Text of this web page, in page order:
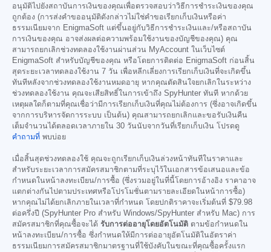
อนุมัติไปยังสถาบันการเงินของคุณเพื่อตรวจสอบว่าวิธีการชำระเงินของคุณ
ถูกต้อง (การส่งคำขออนุมัติดังกล่าวไม่ใช่คำขอเรียกเก็บเงินหรือค่า
ธรรมเนียมจาก EnigmaSoft แต่ขึ้นอยู่กับวิธีการชำระเงินและ/หรือสถาบัน
การเงินของคุณ อาจส่งผลต่อความพร้อมใช้งานของบัญชีของคุณ) คุณ
สามารถยกเลิกช่วงทดลองใช้งานผ่านส่วน MyAccount ในเว็บไซต์
EnigmaSoft สำหรับบัญชีของคุณ หรือโดยการติดต่อ EnigmaSoft ก่อนสิ้น
สุดระยะเวลาทดลองใช้งาน 7 วัน เพื่อหลีกเลี่ยงการเรียกเก็บเงินที่จะเกิดขึ้น
ทันทีหลังจากช่วงทดลองใช้งานหมดอายุ หากคุณตัดสินใจยกเลิกในระหว่าง
ช่วงทดลองใช้งาน คุณจะเสียสิทธิ์ในการเข้าถึง SpyHunter ทันที หากด้วย
เหตุผลใดก็ตามที่คุณเชื่อว่ามีการเรียกเก็บเงินที่คุณไม่ต้องการ (ซึ่งอาจเกิดขึ้น
จากการบริหารจัดการระบบ เป็นต้น) คุณสามารถยกเลิกและขอรับเงินคืน
เต็มจำนวนได้ตลอดเวลาภายใน 30 วันนับจากวันที่เรียกเก็บเงิน โปรดดู
คำถามที่ พบบ่อย
เมื่อสิ้นสุดช่วงทดลองใช้ คุณจะถูกเรียกเก็บเงินล่วงหน้าทันทีในราคาและ
สำหรับระยะเวลาการสมัครสมาชิกตามที่ระบุไว้ในเอกสารข้อเสนอและข้อ
กำหนดในหน้าลงทะเบียน/การซื้อ (ซึ่งรวมอยู่ในที่นี้โดยการอ้างอิง ราคาอาจ
แตกต่างกันไปตามประเทศหรือโปรโมชั่นตามรายละเอียดในหน้าการซื้อ)
หากคุณไม่ได้ยกเลิกภายในเวลาที่กำหนด โดยปกติราคาจะเริ่มต้นที่ $79.98
ต่อครึ่งปี (SpyHunter Pro สำหรับ Windows/SpyHunter สำหรับ Mac) การ
สมัครสมาชิกที่คุณซื้อจะได้ รับการต่ออายุโดยอัตโนมัติ ตามข้อกำหนดใน
หน้าลงทะเบียน/การซื้อ ซึ่งกำหนดให้มีการต่ออายุอัตโนมัติในอัตราค่า
ธรรมเนียมการสมัครสมาชิกมาตรฐานที่ใช้บังคับในขณะที่คุณซื้อครั้งแรก